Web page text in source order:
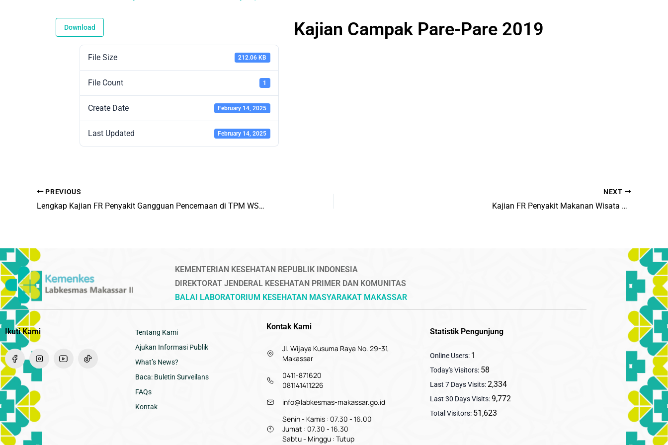
Download
File Size 212.06 KB
File Count 1
Create Date February 14, 2025
Last Updated February 14, 2025
Kajian Campak Pare-Pare 2019
PREVIOUS
Lengkap Kajian FR Penyakit Gangguan Pencernaan di TPM WST Toraja 2019
NEXT
Kajian FR Penyakit Makanan Wisata Parimo 2019
KEMENTERIAN KESEHATAN REPUBLIK INDONESIA
DIREKTORAT JENDERAL KESEHATAN PRIMER DAN KOMUNITAS
BALAI LABORATORIUM KESEHATAN MASYARAKAT MAKASSAR
Ikuti Kami
Tentang Kami
Ajukan Informasi Publik
What’s News?
Baca: Buletin Surveilans
FAQs
Kontak
Kontak Kami
Jl. Wijaya Kusuma Raya No. 29-31,
Makassar
0411-871620
081141411226
info@labkesmas-makassar.go.id
Senin - Kamis : 07.30 - 16.00
Jumat : 07.30 - 16.30
Sabtu - Minggu : Tutup
Statistik Pengunjung
Online Users: 1
Today's Visitors: 58
Last 7 Days Visits:2,334
Last 30 Days Visits:9,772
Total Visitors: 51,623